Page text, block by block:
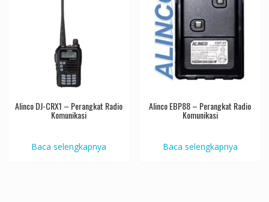
Alinco DJ-CRX1 – Perangkat Radio
Komunikasi
Baca selengkapnya
Alinco EBP88 – Perangkat Radio
Komunikasi
Baca selengkapnya